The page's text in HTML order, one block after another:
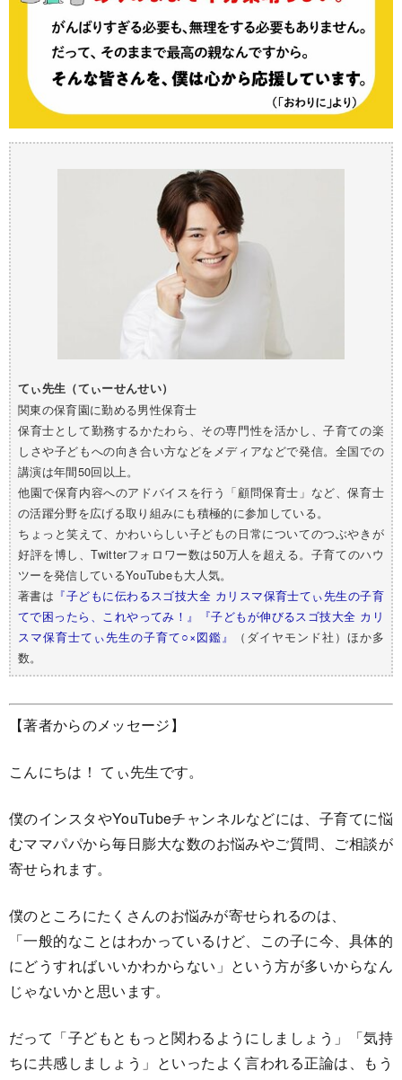
てぃ先生（てぃーせんせい）
関東の保育園に勤める男性保育士
保育士として勤務するかたわら、その専門性を活かし、子育ての楽
しさや子どもへの向き合い方などをメディアなどで発信。全国での
講演は年間50回以上。
他園で保育内容へのアドバイスを行う「顧問保育士」など、保育士
の活躍分野を広げる取り組みにも積極的に参加している。
ちょっと笑えて、かわいらしい子どもの日常についてのつぶやきが
好評を博し、Twitterフォロワー数は50万人を超える。子育てのハウ
ツーを発信しているYouTubeも大人気。
著書は 『子どもに伝わるスゴ技大全 カリスマ保育士てぃ先生の子育
てで困ったら、これやってみ！』
『子どもが伸びるスゴ技大全 カリ
スマ保育士てぃ先生の子育て○×図鑑』
（ダイヤモンド社）ほか多
数。
【著者からのメッセージ】
こんにちは！ てぃ先生です。
僕のインスタやYouTubeチャンネルなどには、子育てに悩
むママパパから毎日膨大な数のお悩みやご質問、ご相談が
寄せられます。
僕のところにたくさんのお悩みが寄せられるのは、
「一般的なことはわかっているけど、この子に今、具体的
にどうすればいいかわからない」という方が多いからなん
じゃないかと思います。
だって「子どもともっと関わるようにしましょう」「気持
ちに共感しましょう」といったよく言われる正論は、もう